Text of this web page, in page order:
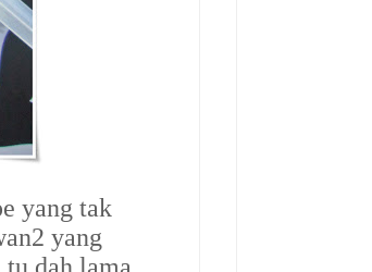
yang tak
yang
dah lama